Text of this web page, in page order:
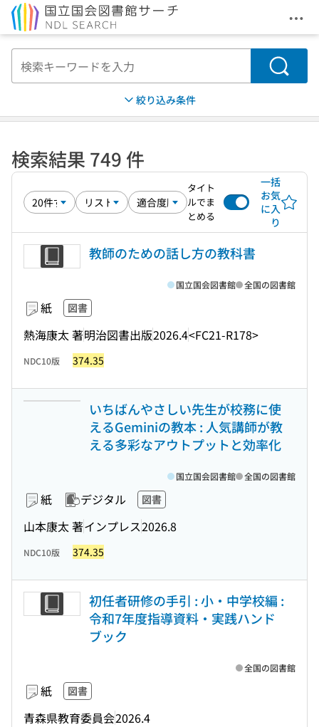
メ
検索
絞り込み条件
検索結果 749 件
タイト
ルでま
とめる
一括
お気
に入
り
教師のための話し方の教科書
紙 図書
熱海康太 著明治図書出版2026.4<FC21-R178>
国立国会図書館 全国の図書館
NDC10版 374.35
いちばんやさしい先生が校務に使
えるGeminiの教本 : 人気講師が教
える多彩なアウトプットと効率化
紙 デジタル 図書
山本康太 著インプレス2026.8
国立国会図書館 全国の図書館
NDC10版 374.35
初任者研修の手引 : 小・中学校編 :
令和7年度指導資料・実践ハンド
ブック
紙 図書
青森県教育委員会2026.4
全国の図書館